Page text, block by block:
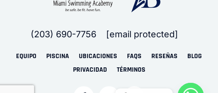
(203) 690-7756 [email protected]
EQUIPO PISCINA UBICACIONES FAQS RESEÑAS
BLOG
PRIVACIDAD
TÉRMINOS